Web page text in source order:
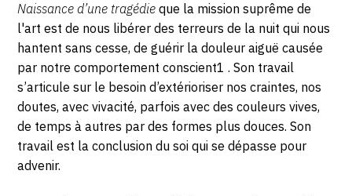
Naissance d’une tragédie que la mission suprême de
l'art est de nous libérer des terreurs de la nuit qui nous
hantent sans cesse, de guérir la douleur aiguë causée
par notre comportement conscient1 . Son travail
s’articule sur le besoin d’extérioriser nos craintes, nos
doutes, avec vivacité, parfois avec des couleurs vives,
de temps à autres par des formes plus douces. Son
travail est la conclusion du soi qui se dépasse pour
advenir.